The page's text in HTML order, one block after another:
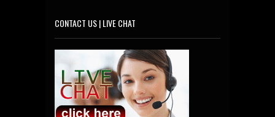
CONTACT US | LIVE CHAT